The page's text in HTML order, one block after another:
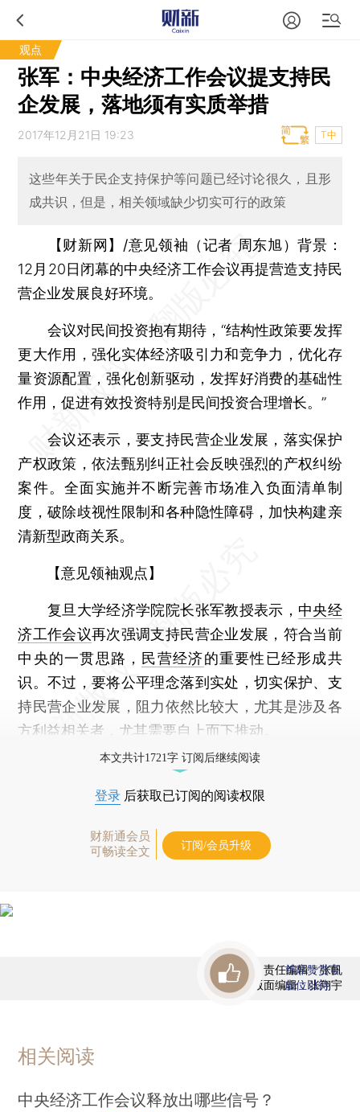
观点
张军：中央经济工作会议提支持民
企发展，落地须有实质举措
2017年12月21日 19:23 T中
这些年关于民企支持保护等问题已经讨论很久，且形
成共识，但是，相关领域缺少切实可行的政策
【财新网】/意见领袖（记者 周东旭）背景：
12月20日闭幕的中央经济工作会议再提营造支持民
营企业发展良好环境。
会议对民间投资抱有期待，“结构性政策要发挥
更大作用，强化实体经济吸引力和竞争力，优化存
量资源配置，强化创新驱动，发挥好消费的基础性
作用，促进有效投资特别是民间投资合理增长。”
会议还表示，要支持民营企业发展，落实保护
产权政策，依法甄别纠正社会反映强烈的产权纠纷
案件。全面实施并不断完善市场准入负面清单制
度，破除歧视性限制和各种隐性障碍，加快构建亲
清新型政商关系。
【意见领袖观点】
复旦大学经济学院院长张军教授表示， 中央经
济工作会议再次强调支持民营企业发展，符合当前
中央的一贯思路， 民营经济的重要性已经形成共
识。不过，要将公平理念落到实处，切实保护、支
持民营企业发展，阻力依然比较大，尤其是涉及各
方利益相关者，尤其需要自上而下推动。
本文共计1721字 订阅后继续阅读
登录 后获取已订阅的阅读权限
财新通会员
可畅读全文
订阅/会员升级
责任编辑：张帆
版面编辑：张翔宇
首席赞赏官
虚位以待
相关阅读
中央经济工作会议释放出哪些信号？